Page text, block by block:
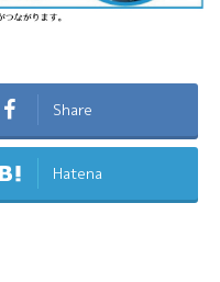
Share
Hatena